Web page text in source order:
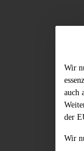
Wir
auch
der
Wir